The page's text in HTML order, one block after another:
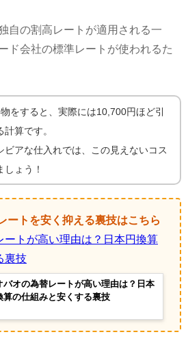
自の割高レートが適用される一
ド会社の標準レートが使われるた
をすると、実際には10,700円ほど引
計算です。
ビアな仕入れでは、この見えないコス
しょう！
ートを安く抑える裏技はこちら
ートが高い理由は？日本円換算
裏技
バオの為替レートが高い理由は？日本
算の仕組みと安くする裏技